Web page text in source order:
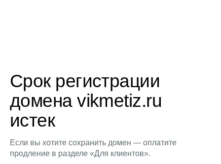
Срок регистрации
домена vikmetiz.ru
истек
Если вы хотите сохранить домен — оплатите
продление в разделе «Для клиентов».